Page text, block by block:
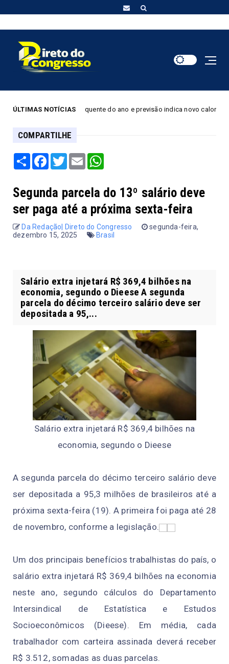
ÚLTIMAS NOTÍCIAS
dia mais quente do ano e previsão indica novo calor nesta segunda
COMPARTILHE
Share Facebook
TwitterEmail
Segunda parcela do 13º salário deve
ser paga até a próxima sexta-feira
Da Redação| Direto do Congresso
segunda-feira,
dezembro 15, 2025
Brasil
Salário extra injetará R$ 369,4 bilhões na
economia, segundo o Dieese A segunda
parcela do décimo terceiro salário deve ser
depositada a 95,...
Salário extra injetará R$ 369,4 bilhões na
economia, segundo o Dieese
A segunda parcela do décimo terceiro salário deve
ser depositada a 95,3 milhões de brasileiros até a
próxima sexta-feira (19). A primeira foi paga até 28
de novembro, conforme a legislação.
Um dos principais benefícios trabalhistas do país, o
salário extra injetará R$ 369,4 bilhões na economia
neste ano, segundo cálculos do Departamento
Intersindical de Estatística e Estudos
Socioeconômicos (Dieese). Em média, cada
trabalhador com carteira assinada deverá receber
R$ 3.512, somadas as duas parcelas.